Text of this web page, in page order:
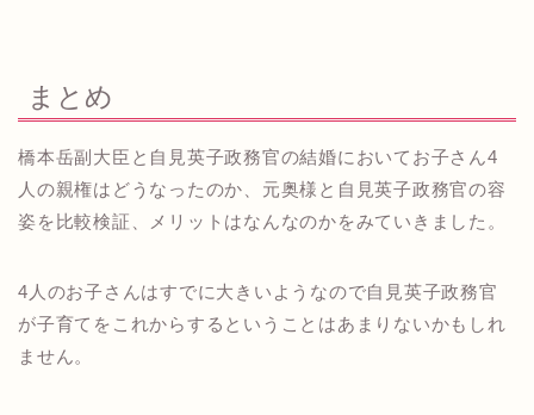
まとめ
橋本岳副大臣と自見英子政務官の結婚においてお子さん4
人の親権はどうなったのか、元奥様と自見英子政務官の容
姿を比較検証、メリットはなんなのかをみていきました。
4人のお子さんはすでに大きいようなので自見英子政務官
が子育てをこれからするということはあまりないかもしれ
ません。